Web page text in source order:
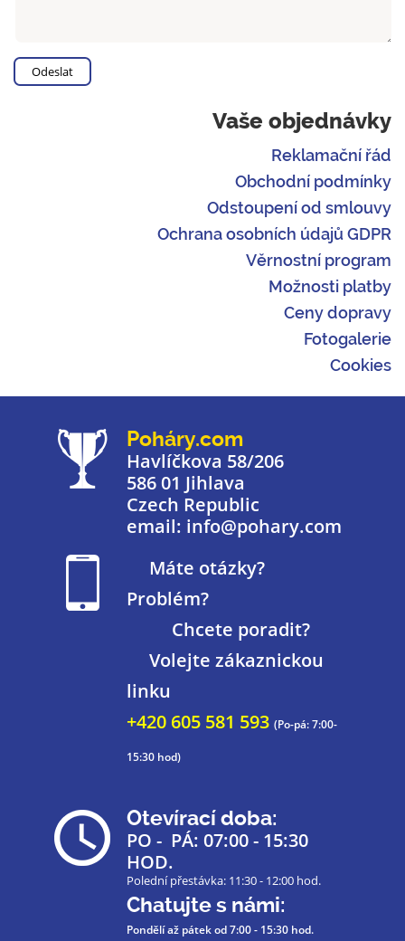
Vaše objednávky
Reklamační řád
Obchodní podmínky
Odstoupení od smlouvy
Ochrana osobních údajů GDPR
Věrnostní program
Možnosti platby
Ceny dopravy
Fotogalerie
Cookies
Poháry.com
Havlíčkova 58/206
586 01 Jihlava
Czech Republic
email: info@pohary.com
Máte otázky?
Problém?
Chcete poradit?
Volejte zákaznickou
linku
+420 605 581 593 (Po-pá: 7:00-
15:30 hod)
Otevírací doba:
PO - PÁ: 07:00 - 15:30
HOD.
Polední přestávka: 11:30 - 12:00 hod.
Chatujte s námi:
Pondělí až pátekod 7:00 - 15:30 hod.